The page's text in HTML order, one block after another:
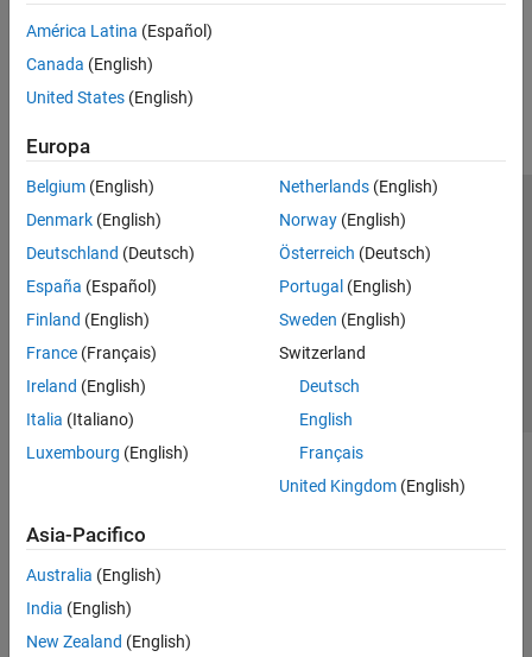
América Latina (Español)
Canada (English)
United States (English)
Europa
Belgium (English)
Denmark (English)
Deutschland (Deutsch)
España (Español)
Finland (English)
France (Français)
Ireland (English)
Italia (Italiano)
Luxembourg (English)
Netherlands(English)
Norway(English)
Österreich (Deutsch)
Portugal (English)
Sweden (English)
Switzerland
Deutsch
English
Français
United Kingdom(English)
Asia-Pacifico
Australia (English)
India (English)
New Zealand (English)
Centro di fiducia
Informativa sulla privacy
Antipirateria
Stato dell'applicazione
Contatti
© 1994-2026 The MathWorks, Inc.